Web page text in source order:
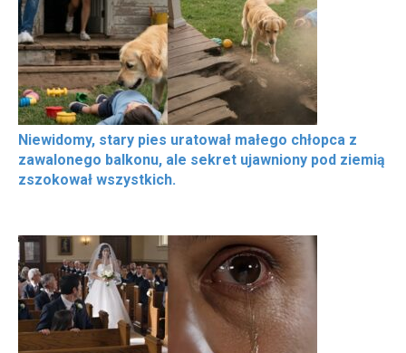
Niewidomy, stary pies uratował małego chłopca z
zawalonego balkonu, ale sekret ujawniony pod ziemią
zszokował wszystkich.